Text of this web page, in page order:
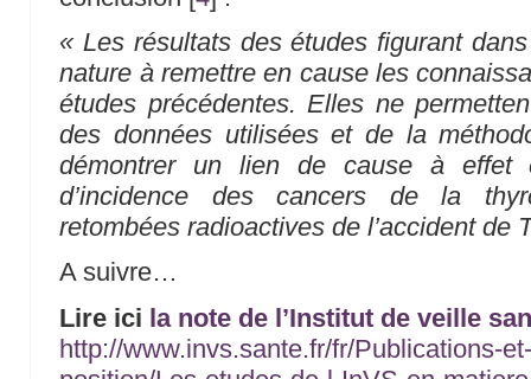
« Les résultats des études figurant
nature à remettre en cause les
études précédentes. Elles ne
des données utilisées et de la
démontrer un lien de cause à effet
d’incidence des cancers de la
retombées radioactives de l’accident de
A suivre…
Lire ici la note de l’Institut de veille
http://www.invs.sante.fr/fr/Publications-